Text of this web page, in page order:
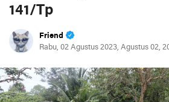
141/Tp
Friend
Rabu, 02 Agustus 2023, Agustus 02,